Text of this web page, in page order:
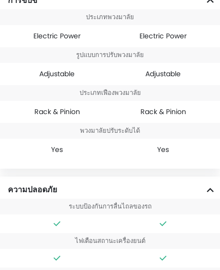
ประเภทพวงมาลัย
Electric Power Electric Power
รูปแบบการปรับพวงมาลัย
Adjustable Adjustable
ประเภทเฟืองพวงมาลัย
Rack & Pinion Rack & Pinion
พวงมาลัยปรับระดับได้
Yes Yes
ความปลอดภัย
ระบบป้องกันการลื่นไถลของรถ
ไฟเตือนสถานะเครื่องยนต์